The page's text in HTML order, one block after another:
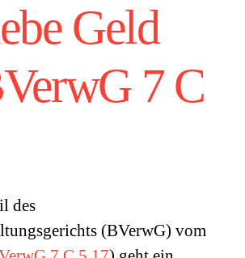
Geld
7 C
des
(BVerwG) vom